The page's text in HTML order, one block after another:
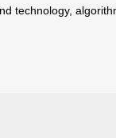
technology,